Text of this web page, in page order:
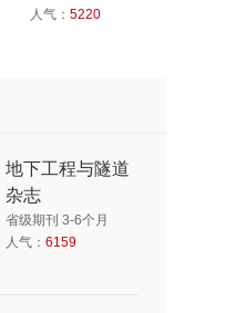
人气： 5220
地下工程与隧道
杂志
省级期刊 3-6个月
人气： 6159